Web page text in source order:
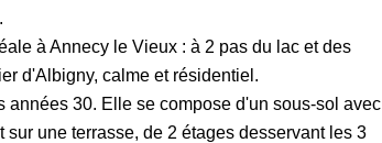
à Annecy le Vieux : à 2 pas du lac et des
d'Albigny, calme et résidentiel.
années 30. Elle se compose d'un sous-sol avec
une terrasse, de 2 étages desservant les 3